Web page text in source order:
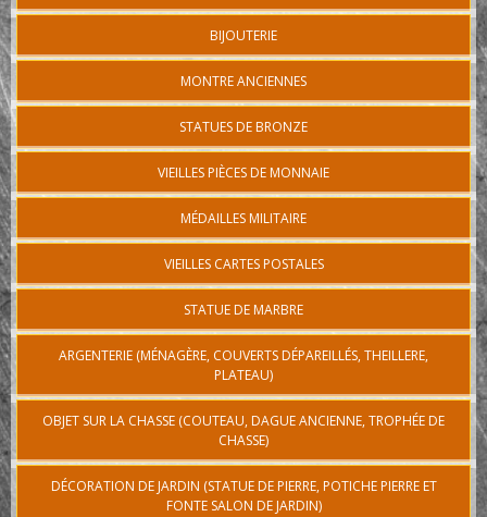
BIJOUTERIE
MONTRE ANCIENNES
STATUES DE BRONZE
VIEILLES PIÈCES DE MONNAIE
MÉDAILLES MILITAIRE
VIEILLES CARTES POSTALES
STATUE DE MARBRE
ARGENTERIE (MÉNAGÈRE, COUVERTS DÉPAREILLÉS, THEILLERE,
PLATEAU)
OBJET SUR LA CHASSE (COUTEAU, DAGUE ANCIENNE, TROPHÉE DE
CHASSE)
DÉCORATION DE JARDIN (STATUE DE PIERRE, POTICHE PIERRE ET
FONTE SALON DE JARDIN)